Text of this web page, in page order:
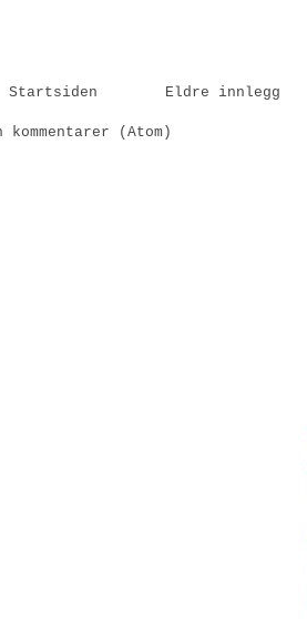
Eldre innlegg
Startsiden
kommentarer (Atom)